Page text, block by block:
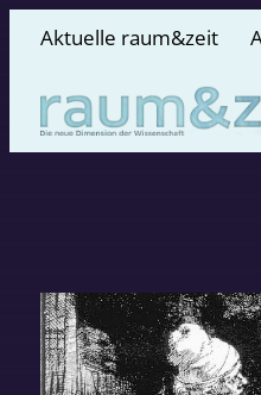
Aktuelle raum&zeit